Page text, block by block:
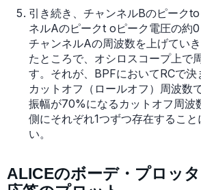
引き続き、チャンネルBのピーク
ネルAのピークt oピーク電圧の約0
チャンネルAの周波数を上げてい
たところで、オシロスコープ上で
す。それが、BPFにおいてRCで
カットオフ（ロールオフ）周波数
振幅が70%になるカットオフ周波
側にそれぞれ1つずつ存在すること
い。
ALICEのボーデ・プロッ